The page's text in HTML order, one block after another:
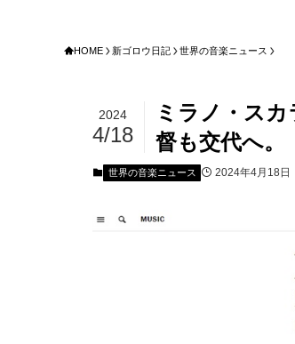
HOME 新ゴロウ日記 世界の音楽ニュース
ミラノ・ス
督も交代へ。
2024
4/18
世界の音楽ニュース 2024年4月18日